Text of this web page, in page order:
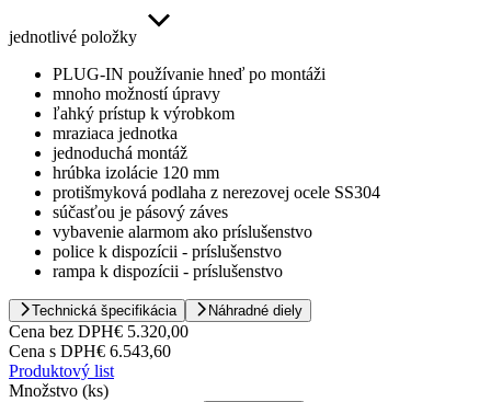
jednotlivé položky
PLUG-IN používanie hneď po montáži
mnoho možností úpravy
ľahký prístup k výrobkom
mraziaca jednotka
jednoduchá montáž
hrúbka izolácie 120 mm
protišmyková podlaha z nerezovej ocele SS304
súčasťou je pásový záves
vybavenie alarmom ako príslušenstvo
police k dispozícii - príslušenstvo
rampa k dispozícii - príslušenstvo
Technická špecifikácia Náhradné diely
Cena bez DPH€ 5.320,00
Cena s DPH€ 6.543,60
Produktový list
Množstvo (ks)